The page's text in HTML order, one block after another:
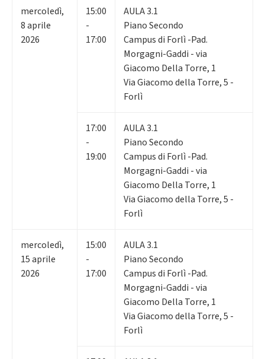
mercoledì,
8aprile
2026
15:00
-
17:00
AULA 3.1
Piano Secondo
Campus di Forlì -Pad.
Morgagni-Gaddi - via
Giacomo Della Torre, 1
Via Giacomo della Torre, 5 -
Forlì
17:00
-
19:00
AULA 3.1
Piano Secondo
Campus di Forlì -Pad.
Morgagni-Gaddi - via
Giacomo Della Torre, 1
Via Giacomo della Torre, 5 -
Forlì
mercoledì,
15aprile
2026
15:00
-
17:00
AULA 3.1
Piano Secondo
Campus di Forlì -Pad.
Morgagni-Gaddi - via
Giacomo Della Torre, 1
Via Giacomo della Torre, 5 -
Forlì